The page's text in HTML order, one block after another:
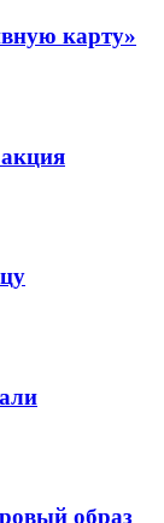
карту»
образ